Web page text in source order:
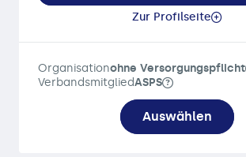
Zur Profilseite
Organisationohne Versorgungspflicht
VerbandsmitgliedASPS
Auswählen